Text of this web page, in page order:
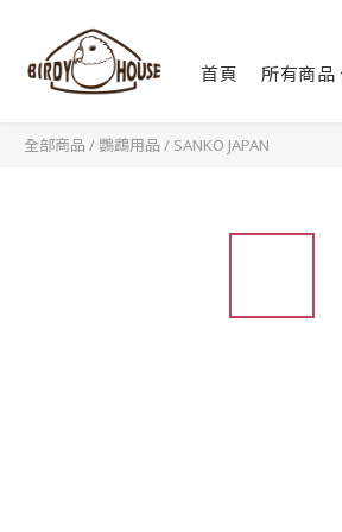
首頁 所有商品
全部商品 / 鸚鵡用品 / SANKO JAPAN